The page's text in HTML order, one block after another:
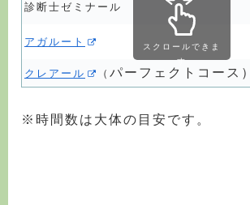
診断士ゼミナール
アガルート
クレアール （ パーフェクトコース）
スクロールできま
す
※時間数は大体の目安です。